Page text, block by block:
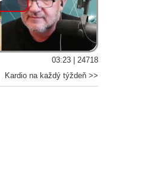
Play
Video
03:23 | 24718
Kardio na každý týždeň >>